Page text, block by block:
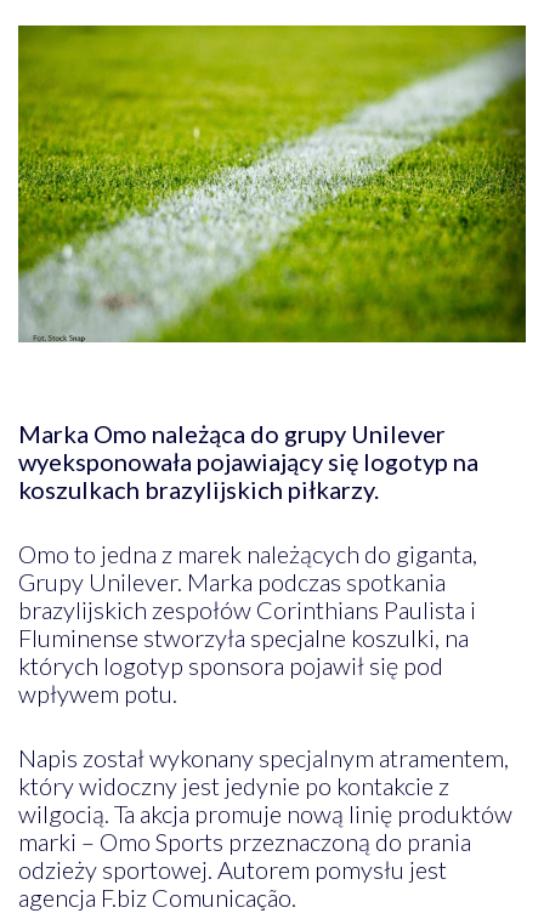
Marka Omo należąca do grupy Unilever
wyeksponowała pojawiający się logotyp na
koszulkach brazylijskich piłkarzy.
Omo to jedna z marek należących do giganta,
Grupy Unilever. Marka podczas spotkania
brazylijskich zespołów Corinthians Paulista i
Fluminense stworzyła specjalne koszulki, na
których logotyp sponsora pojawił się pod
wpływem potu.
Napis został wykonany specjalnym atramentem,
który widoczny jest jedynie po kontakcie z
wilgocią. Ta akcja promuje nową linię produktów
marki – Omo Sports przeznaczoną do prania
odzieży sportowej. Autorem pomysłu jest
agencja F.biz Comunicação.